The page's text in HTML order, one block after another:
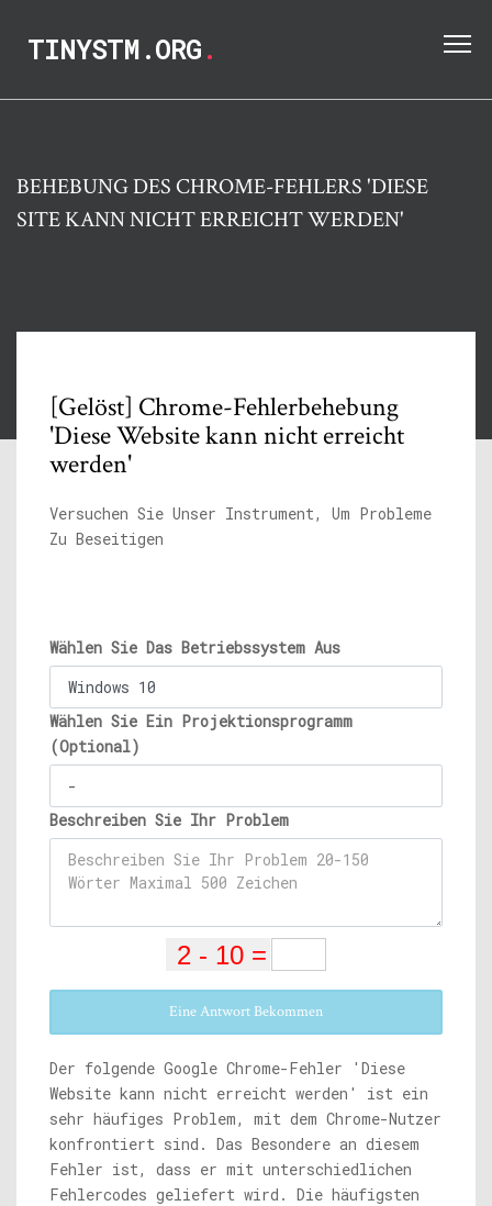
TINYSTM.ORG.
BEHEBUNG DES CHROME-FEHLERS 'DIESE
SITE KANN NICHT ERREICHT WERDEN'
[Gelöst] Chrome-Fehlerbehebung
'Diese Website kann nicht erreicht
werden'
Versuchen Sie Unser Instrument, Um Probleme
Zu Beseitigen
Wählen Sie Das Betriebssystem Aus
Wählen Sie Ein Projektionsprogramm
(Optional)
Beschreiben Sie Ihr Problem
Eine Antwort Bekommen
Der folgende Google Chrome-Fehler 'Diese
Website kann nicht erreicht werden' ist ein
sehr häufiges Problem, mit dem Chrome-Nutzer
konfrontiert sind. Das Besondere an diesem
Fehler ist, dass er mit unterschiedlichen
Fehlercodes geliefert wird. Die häufigsten